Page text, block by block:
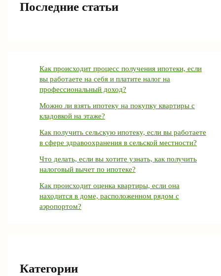
Последние статьи
Как происходит процесс получения ипотеки, если
вы работаете на себя и платите налог на
профессиональный доход?
Можно ли взять ипотеку на покупку квартиры с
кладовкой на этаже?
Как получить сельскую ипотеку, если вы работаете
в сфере здравоохранения в сельской местности?
Что делать, если вы хотите узнать, как получить
налоговый вычет по ипотеке?
Как происходит оценка квартиры, если она
находится в доме, расположенном рядом с
аэропортом?
Категории